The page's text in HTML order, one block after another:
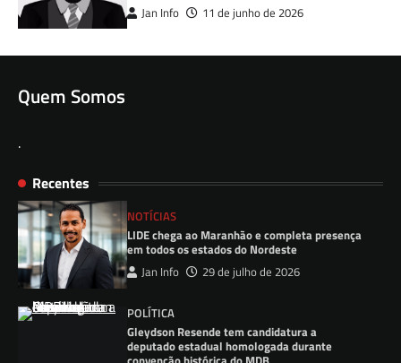
Jan Info 11 de junho de 2026
Quem Somos
.
Recentes
NOTÍCIAS
LIDE chega ao Maranhão e completa presença
em todos os estados do Nordeste
Jan Info 29 de julho de 2026
POLÍTICA
Gleydson Resende tem candidatura a
deputado estadual homologada durante